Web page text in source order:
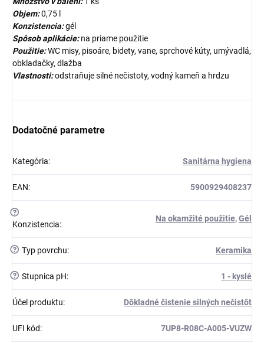
Objem:0,75 l
Konzistencia:gél
Spôsob aplikácie:na priame použitie
Použitie:WC misy, pisoáre, bidety, vane, sprchové kúty, umývadlá,
obkladačky, dlažba
Vlastnosti:odstraňuje silné nečistoty, vodný kameň a hrdzu
Dodatočné parametre
Kategória: Sanitárna hygiena
EAN: 5900929408237
?
Konzistencia:
Na okamžité použitie,Gél
? Typ povrchu: Keramika
? Stupnica pH: 1 - kyslé
Účel produktu: Dôkladné čistenie silných nečistôt
UFI kód: 7UP8-R08C-A005-VUZW